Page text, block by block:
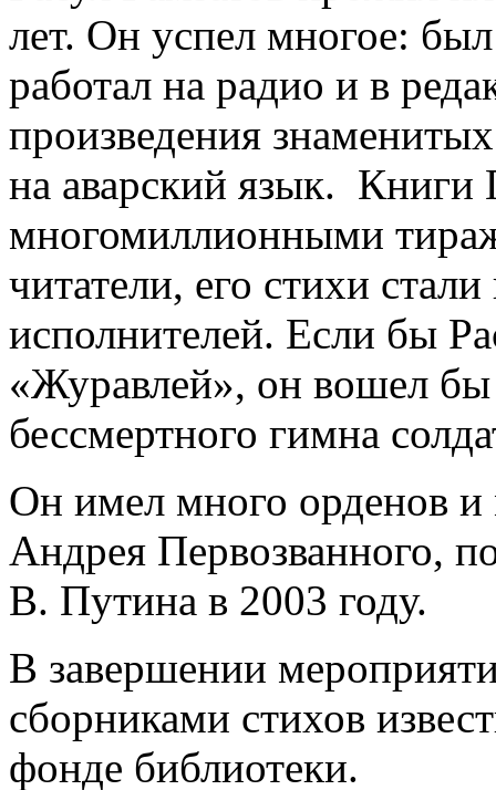
лет. Он успел многое:
работал на радио и в
произведения
на аварский язык. Книги
многомиллионными
читатели, его стихи
исполнителей. Если бы
«Журавлей», он вошел бы
бессмертного гимна
Он имел много орденов и
Андрея Первозванного,
В. Путина в 2003 году.
В завершении
сборниками стихов
фонде библиотеки.